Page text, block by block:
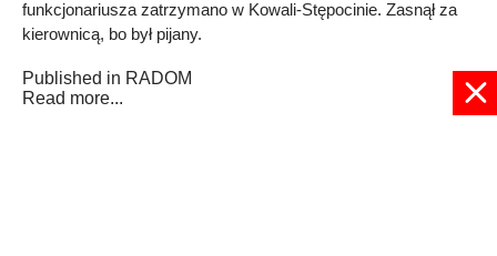
funkcjonariusza zatrzymano w Kowali-Stępocinie. Zasnął za
kierownicą, bo był pijany.
Published in RADOM
Read more...